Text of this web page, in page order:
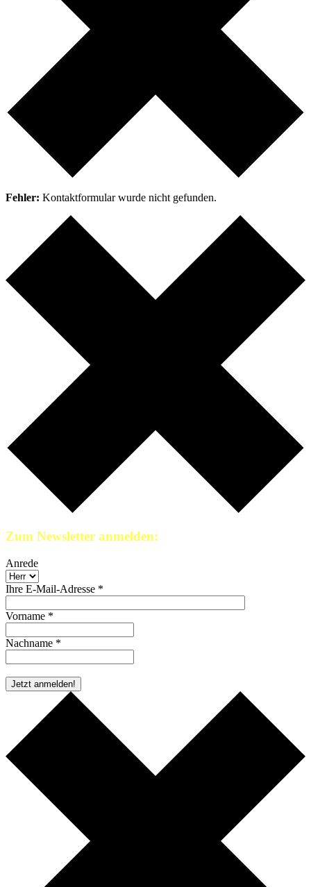
Fehler: Kontaktformular wurde nicht gefunden.
Zum Newsletter anmelden:
Anrede
Ihre E-Mail-Adresse *
Vorname *
Nachname *